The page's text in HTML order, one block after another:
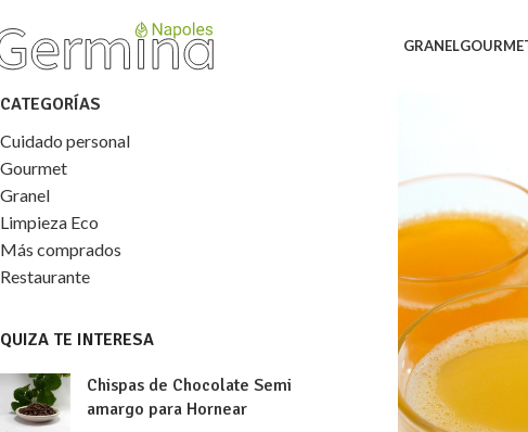
GRANEL
CATEGORÍAS
Cuidado personal
Gourmet
Granel
Limpieza Eco
Más comprados
Restaurante
QUIZA TE INTERESA
Chispas de Chocolate Semi
amargo para Hornear